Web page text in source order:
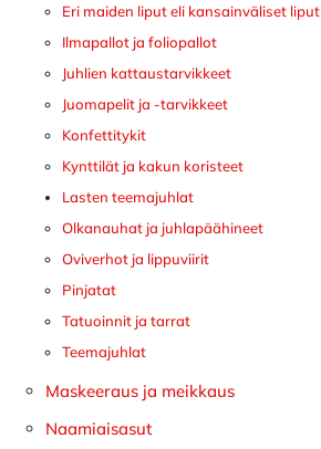
Eri maiden liput eli kansainväliset liput
Ilmapallot ja foliopallot
Juhlien kattaustarvikkeet
Juomapelit ja -tarvikkeet
Konfettitykit
Kynttilät ja kakun koristeet
Lasten teemajuhlat
Olkanauhat ja juhlapäähineet
Oviverhot ja lippuviirit
Pinjatat
Tatuoinnit ja tarrat
Teemajuhlat
Maskeeraus ja meikkaus
Naamiaisasut